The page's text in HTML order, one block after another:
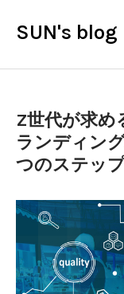
SUN's blog
Z世代が求め
ランディン
つのステッ